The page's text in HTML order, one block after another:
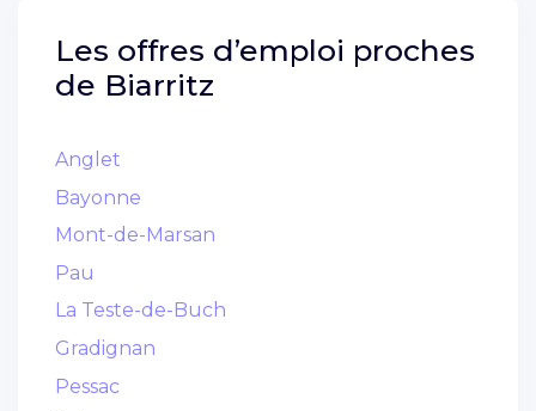
Les offres d’emploi proches
de Biarritz
Anglet
Bayonne
Mont-de-Marsan
Pau
La Teste-de-Buch
Gradignan
Pessac